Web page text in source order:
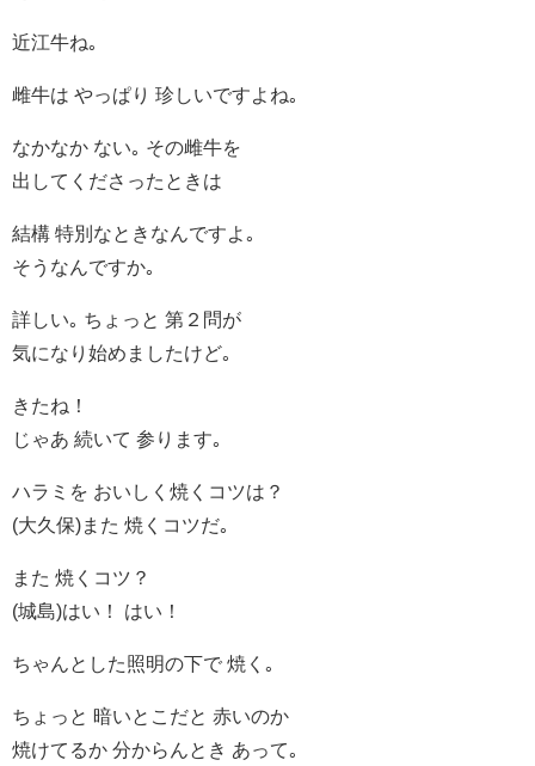
近江牛ね｡
雌牛は やっぱり 珍しいですよね｡
なかなか ない｡ その雌牛を
出してくださったときは
結構 特別なときなんですよ｡
そうなんですか｡
詳しい｡ ちょっと 第２問が
気になり始めましたけど｡
きたね！
じゃあ 続いて 参ります｡
ハラミを おいしく焼くコツは？
(大久保)また 焼くコツだ｡
また 焼くコツ？
(城島)はい！ はい！
ちゃんとした照明の下で 焼く｡
ちょっと 暗いとこだと 赤いのか
焼けてるか 分からんとき あって｡